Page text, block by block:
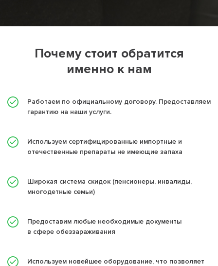
Почему стоит обратится
именно к нам
Работаем по официальному договору. Предоставляем
гарантию на наши услуги.
Используем сертифицированные импортные и
отечественные препараты не имеющие запаха
Широкая система скидок (пенсионеры, инвалиды,
многодетные семьи)
Предоставим любые необходимые документы
в сфере обеззараживания
Используем новейшее оборудование, что позволяет